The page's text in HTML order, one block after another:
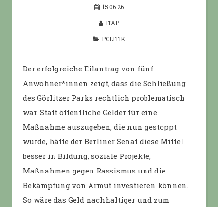
15.06.26
ITAP
POLITIK
Der erfolgreiche Eilantrag von fünf
Anwohner*innen zeigt, dass die Schließung
des Görlitzer Parks rechtlich problematisch
war. Statt öffentliche Gelder für eine
Maßnahme auszugeben, die nun gestoppt
wurde, hätte der Berliner Senat diese Mittel
besser in Bildung, soziale Projekte,
Maßnahmen gegen Rassismus und die
Bekämpfung von Armut investieren können.
So wäre das Geld nachhaltiger und zum